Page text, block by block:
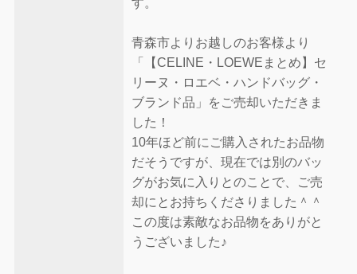
す。
青森市よりお越しのお客様より
「【CELINE・LOEWEまとめ】セ
リーヌ・ロエベ・ハンドバッグ・
ブランド品」をご売却いただきま
した！
10年ほど前にご購入されたお品物
だそうですが、現在では別のバッ
グがお気に入りとのことで、ご売
却にとお持ちくださりました＾＾
この度は素敵なお品物をありがと
うございました♪